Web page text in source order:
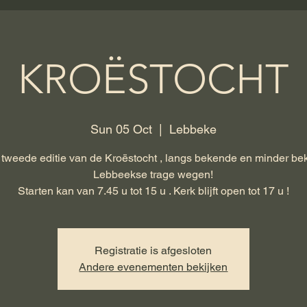
KROËSTOCHT
Sun 05 Oct
  |
Lebbeke
editie van de Kroëstocht , langs bekende en minder
Lebbeekse trage wegen!
Starten kan van 7.45 u tot 15 u . Kerk blijft open tot 17 u !
Registratie is afgesloten
Andere evenementen bekijken